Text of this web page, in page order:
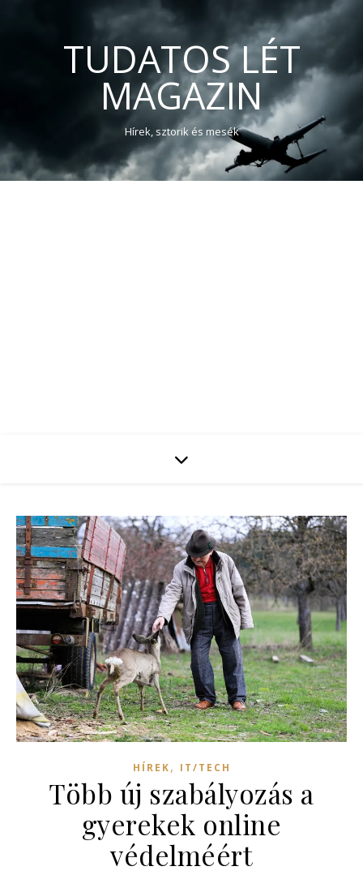
TUDATOS LÉT
MAGAZIN
Hírek, sztorik és mesék
HÍREK, IT/TECH
Több új szabályozás a
gyerekek online
védelméért